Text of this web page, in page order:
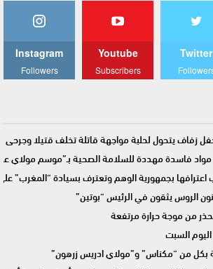
Twitter
Youtube
Subscribers
Instagram
Followers
زفاف يتحول لحلبة مواجهة قاتلة تخلف قتيلا وجرحى
فاسدة مهددة للسلامة الصحية بـ”موسم مولاي
بجمهورية الوهم وتعترف بسيادة “المغرب”
الروس يثقون في الرئيس “بوتين”
من موجة حرارة مرتفعة
السبت
بكل من “مكناس” و”مولاي ادريس زرهون”